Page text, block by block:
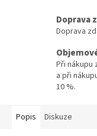
Doprava
Doprava
Při nákupu
a při
10 %.
Popis Diskuze